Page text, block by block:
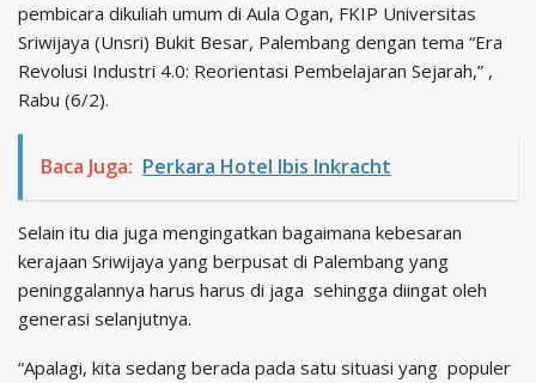
pembicara dikuliah umum di Aula Ogan, FKIP Universitas
Sriwijaya (Unsri) Bukit Besar, Palembang dengan tema “Era
Revolusi Industri 4.0: Reorientasi Pembelajaran Sejarah,” ,
Rabu (6/2).
Baca Juga: Perkara Hotel Ibis Inkracht
Selain itu dia juga mengingatkan bagaimana kebesaran
kerajaan Sriwijaya yang berpusat di Palembang yang
peninggalannya harus harus di jaga sehingga diingat oleh
generasi selanjutnya.
“Apalagi, kita sedang berada pada satu situasi yang populer